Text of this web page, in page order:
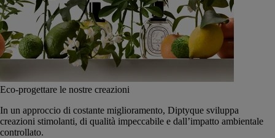
Eco-progettare le nostre creazioni
In un approccio di costante miglioramento, Diptyque sviluppa
creazioni stimolanti, di qualità impeccabile e dall’impatto ambientale
controllato.